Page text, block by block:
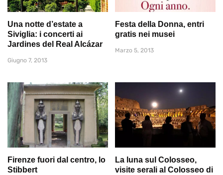
Una notte d’estate a
Siviglia: i concerti ai
Jardines del Real Alcázar
Giugno 7, 2013
Festa della Donna, entri
gratis nei musei
Marzo 5, 2013
Firenze fuori dal centro, lo
Stibbert
La luna sul Colosseo,
visite serali al Colosseo di